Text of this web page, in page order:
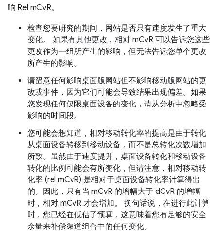
响 Rel mCvR。
检查您要研究的期间，网站是否只有速度发生了重大
变化。 如果有其他更改，相对 mCvR 可以告诉您这些
更改作为一组所产生的影响，但无法告诉您单个更改
所产生的影响。
请留意任何影响桌面版网站但不影响移动版网站的更
改或事件，因为它们可能会导致结果出现偏差。如果
您发现任何仅限桌面设备的变化，请从分析中忽略受
影响的时间段。
您可能会想知道，相对移动转化率的提高是由于转化
从桌面设备转移到移动设备，而不是总转化次数增加
所致。虽然由于速度提升，桌面设备转化和移动设备
转化的比例可能会有所变化，但请注意，相对移动转
化率 (rel mCvR) 是相对于桌面设备转化率计算得出
的。因此，只有当 mCvR 的增幅大于 dCvR 的增幅
时，相对 mCvR 才会增加。 换句话说，在进行此计算
时，您已经在低估了预算，这意味着您有足够的安全
余量来补偿渠道组合中的任何变化。